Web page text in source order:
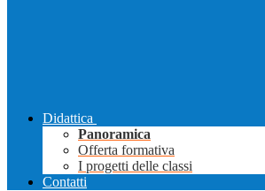
Didattica
Panoramica
Offerta formativa
I progetti delle classi
Contatti